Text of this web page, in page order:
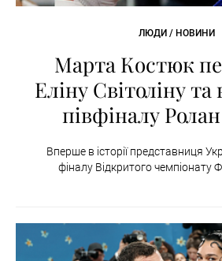
ЛЮДИ / НОВИНИ
Марта Костюк
Еліну Світоліну
півфіналу
Вперше в історії представниця
фіналу Відкритого чемпіонату